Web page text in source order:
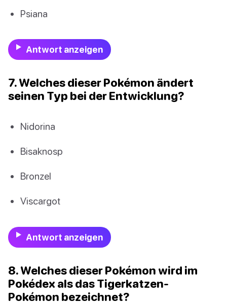
Psiana
Antwort anzeigen
7. Welches dieser Pokémon ändert
seinen Typ bei der Entwicklung?
Nidorina
Bisaknosp
Bronzel
Viscargot
Antwort anzeigen
8. Welches dieser Pokémon wird im
Pokédex als das Tigerkatzen-
Pokémon bezeichnet?